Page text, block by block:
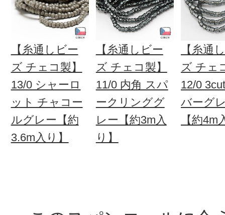
【糸通しビー
ズ チェコ製】
13/0 シャーロ
ット チャコー
ルグレー【約
3.6m入り】
【糸通しビー
ズ チェコ製】
11/0 内角 スパ
ークリンググ
レー【約3m入
り】
【糸通
ズ チェ
12/0
バーグ
【約4m